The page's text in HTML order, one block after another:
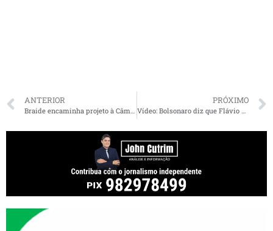
ANTERIOR
Braide encaminha projeto à Câmara para compra direta de vacinas contra a Covid-19
PRÓXIMO
Vídeo: Bolsonaro diz que Flávio Dino “não investiu na saúde”; veja qual a verdade sobre os recursos que o MA recebeu